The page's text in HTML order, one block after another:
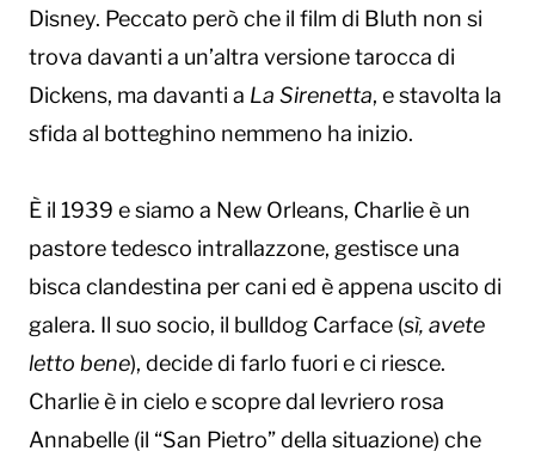
Disney. Peccato però che il film di Bluth non si
trova davanti a un’altra versione tarocca di
Dickens, ma davanti a La Sirenetta, e stavolta la
sfida al botteghino nemmeno ha inizio.
È il 1939 e siamo a New Orleans, Charlie è un
pastore tedesco intrallazzone, gestisce una
bisca clandestina per cani ed è appena uscito di
galera. Il suo socio, il bulldog Carface (sì, avete
letto bene), decide di farlo fuori e ci riesce.
Charlie è in cielo e scopre dal levriero rosa
Annabelle (il “San Pietro” della situazione) che